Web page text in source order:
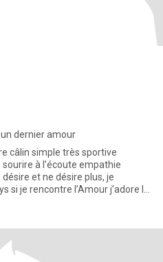
dernier amour
câlin simple très sportive
à l’écoute empathie
et ne désire plus, je
je rencontre l’Amour j’adore la